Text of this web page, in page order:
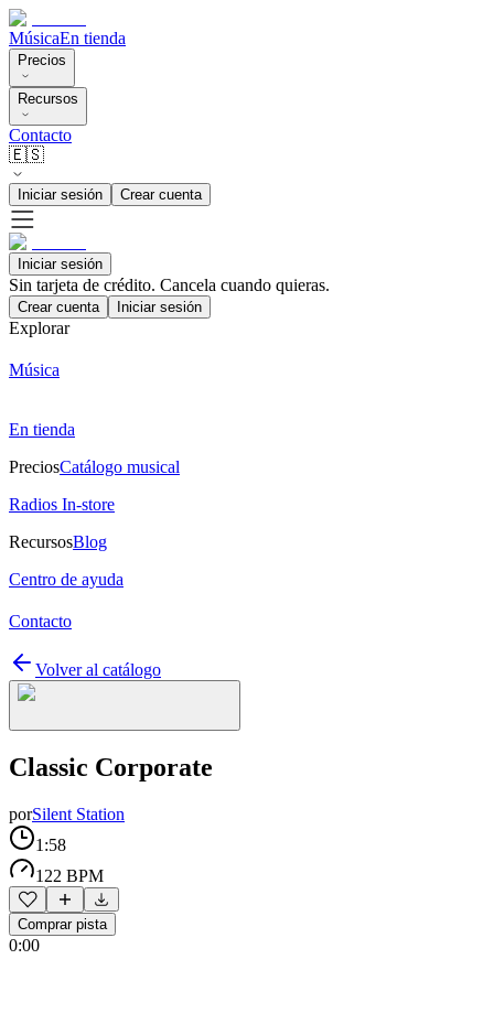
MúsicaEn tienda
Precios
Recursos
Contacto
🇪🇸
Iniciar sesión Crear cuenta
Iniciar sesión
Sin tarjeta de crédito. Cancela cuando quieras.
Crear cuenta Iniciar sesión
Explorar
Música
En tienda
PreciosCatálogo musical
Radios In-store
RecursosBlog
Centro de ayuda
Contacto
Volver al catálogo
Classic Corporate
porSilent Station
1:58
122 BPM
Comprar pista
0:00